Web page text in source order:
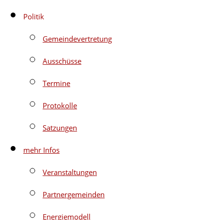
Politik
Gemeindevertretung
Ausschüsse
Termine
Protokolle
Satzungen
mehr Infos
Veranstaltungen
Partnergemeinden
Energiemodell